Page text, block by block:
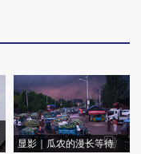
显影｜瓜农的漫长等待